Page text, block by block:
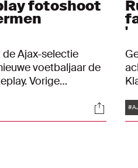
fotoshoot
Ajax-selectie
voetbaljaar de
Vorige
van ieder
het mooiste was?
Socials
'